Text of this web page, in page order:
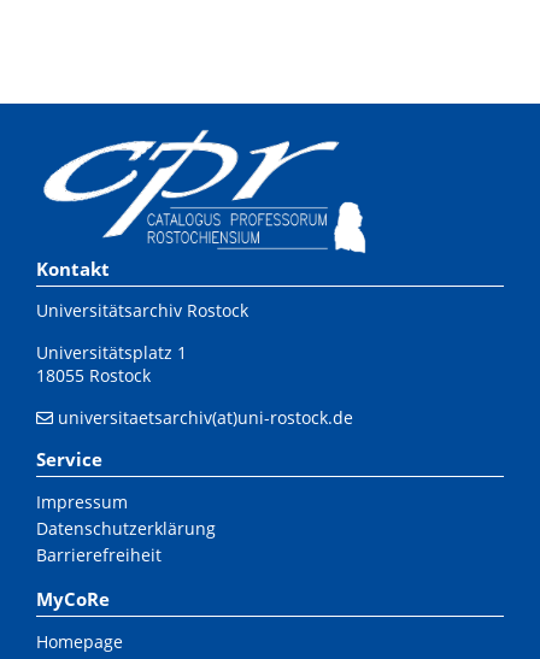
Kontakt
Universitätsarchiv Rostock
Universitätsplatz 1
18055 Rostock
universitaetsarchiv(at)uni-rostock.de
Service
Impressum
Datenschutzerklärung
Barrierefreiheit
MyCoRe
Homepage